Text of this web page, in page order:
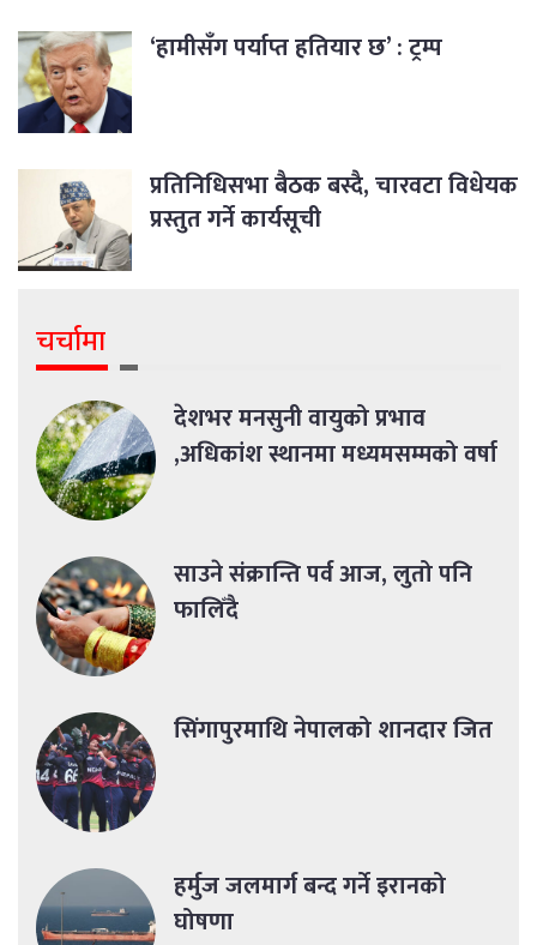
‘हामीसँग पर्याप्त हतियार छ’ : ट्रम्प
प्रतिनिधिसभा बैठक बस्दै, चारवटा विधेयक
प्रस्तुत गर्ने कार्यसूची
चर्चामा
देशभर मनसुनी वायुको प्रभाव
,अधिकांश स्थानमा मध्यमसम्मको वर्षा
साउने संक्रान्ति पर्व आज, लुतो पनि
फालिँदै
सिंगापुरमाथि नेपालको शानदार जित
हर्मुज जलमार्ग बन्द गर्ने इरानको
घोषणा